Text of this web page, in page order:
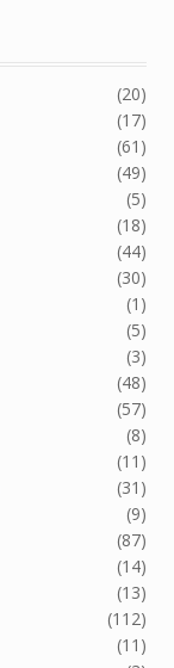
(20)
(17)
(61)
(49)
(5)
(18)
(44)
(30)
(1)
(5)
(3)
(48)
(57)
(8)
(11)
(31)
(9)
(87)
(14)
(13)
(112)
(11)